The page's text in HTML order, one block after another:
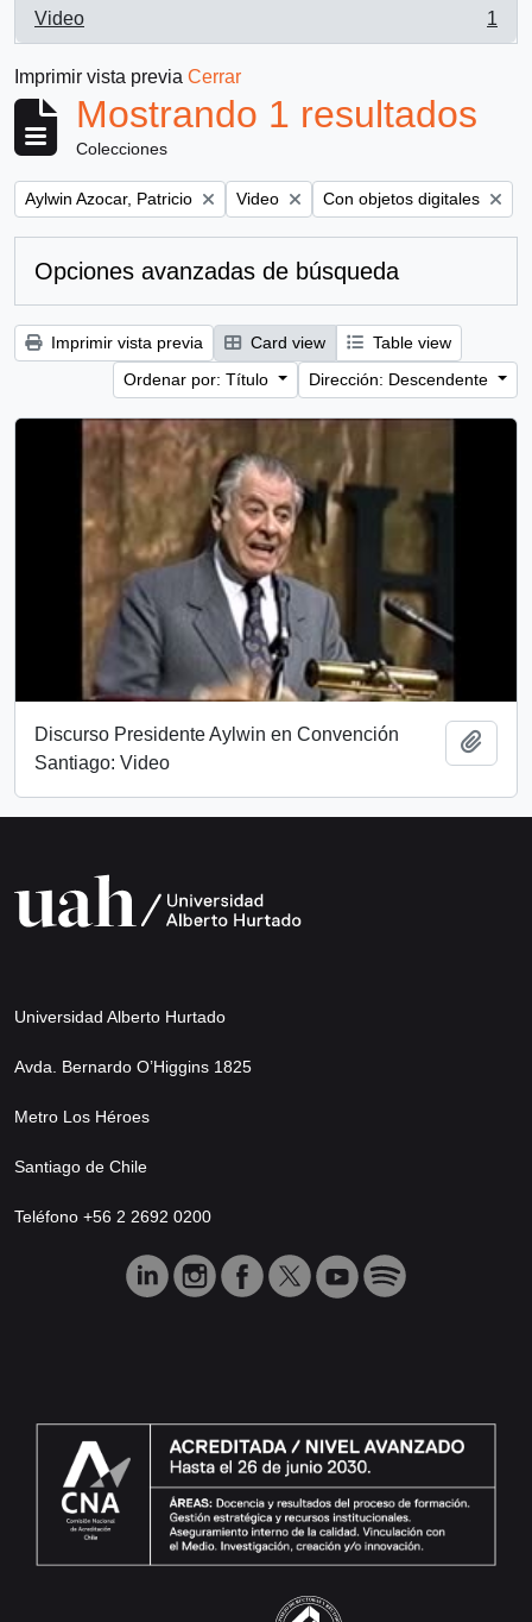
Video
, 1 resultados
1
Imprimir vista previa Cerrar
Mostrando 1 resultados
Colecciones
Remove filter:
Aylwin Azocar, Patricio Remove filter:
Video Remove filter:
Con objetos digitales
Opciones avanzadas de búsqueda
Imprimir vista previa Card view
Table view
Ordenar por: Título
Dirección: Descendente
Discurso Presidente Aylwin en Convención
Santiago: Video
Universidad Alberto Hurtado
Avda. Bernardo O’Higgins 1825
Metro Los Héroes
Santiago de Chile
Teléfono +56 2 2692 0200